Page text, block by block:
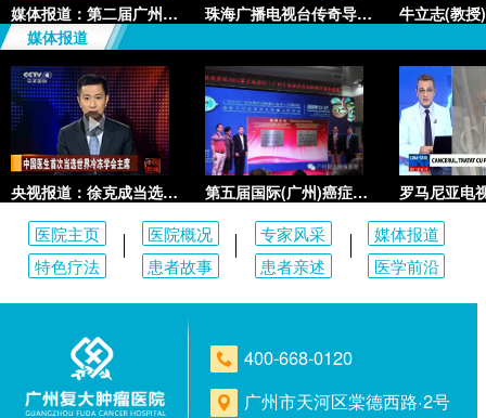
媒体报道：第二届广州国际胰腺癌
珠海广播电视台传奇导视频道介绍
媒体报道
央视报道：徐克成当选世界冷冻学 第五届国际(广州)癌症治疗论坛在
医院主页 医院概况 专家风采
媒体报道
特色疗法
患者故事 患者亲述 医学前沿
400-668-0120
广州市天河区棠德西路·2号